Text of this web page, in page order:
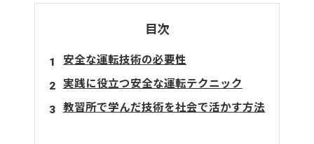
目次
安全な運転技術の必要性
実践に役立つ安全な運転テクニック
教習所で学んだ技術を社会で活かす方法